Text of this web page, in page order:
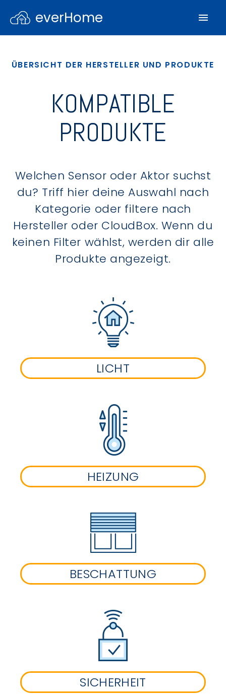
everHome
ÜBERSICHT DER HERSTELLER UND PRODUKTE
KOMPATIBLE
PRODUKTE
Welchen Sensor oder Aktor suchst
du? Triff hier deine Auswahl nach
Kategorie oder filtere nach
Hersteller oder CloudBox. Wenn du
keinen Filter wählst, werden dir alle
Produkte angezeigt.
LICHT
HEIZUNG
BESCHATTUNG
SICHERHEIT